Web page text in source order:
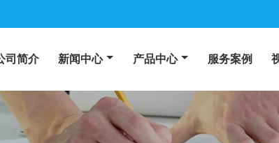
司简介 新闻中心 产品中心 服务案例